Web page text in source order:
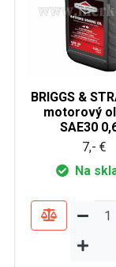
BRIGGS &
motorový
SAE30
7,- €
Na